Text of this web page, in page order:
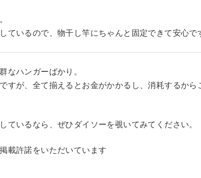
ているので、物干し竿にちゃんと固定できて安心で
なハンガーばかり。
すが、全て揃えるとお金がかかるし、消耗するから
ているなら、ぜひダイソーを覗いてみてください。
載許諾をいただいています